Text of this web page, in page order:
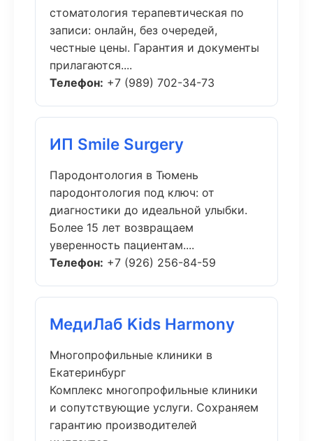
стоматология терапевтическая по
записи: онлайн, без очередей,
честные цены. Гарантия и документы
прилагаются....
Телефон: +7 (989) 702-34-73
ИП Smile Surgery
Пародонтология в Тюмень
пародонтология под ключ: от
диагностики до идеальной улыбки.
Более 15 лет возвращаем
уверенность пациентам....
Телефон: +7 (926) 256-84-59
МедиЛаб Kids Harmony
Многопрофильные клиники в
Екатеринбург
Комплекс многопрофильные клиники
и сопутствующие услуги. Сохраняем
гарантию производителей